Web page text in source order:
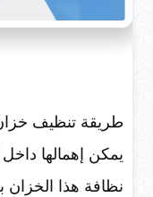
طريقة تنظيف
يمكن إهمالها
نظافة هذا